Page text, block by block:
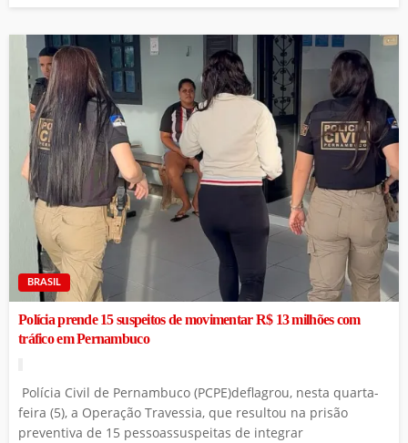
BRASIL
Polícia prende 15 suspeitos de movimentar R$ 13 milhões com
tráfico em Pernambuco
Polícia Civil de Pernambuco (PCPE)deflagrou, nesta quarta-
feira (5), a Operação Travessia, que resultou na prisão
preventiva de 15 pessoassuspeitas de integrar